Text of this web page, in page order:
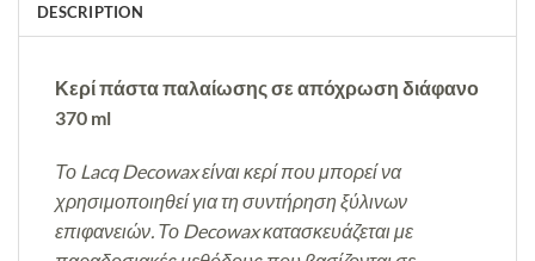
DESCRIPTION
Κερί πάστα παλαίωσης σε απόχρωση διάφανο
370 ml
Το Lacq Decowax είναι κερί που μπορεί να
χρησιμοποιηθεί για τη συντήρηση ξύλινων
επιφανειών. Το Decowax κατασκευάζεται με